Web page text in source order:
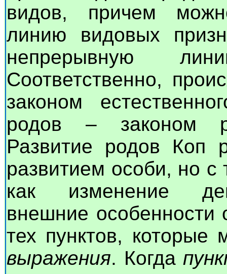
видов, причем
линию видовых
непрерывную
Соответственно,
законом
родов – законом
Развитие родов Коп
развитием особи, но
как изменение
внешние особенности
тех пунктов,
выражения. Когда